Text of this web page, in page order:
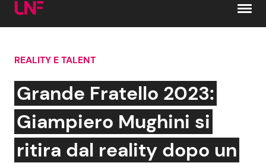
Cerca:
News e Cronaca
Attualità Italiana
Gossip e TV
Bellezze VIP
REALITY E TALENT
Grande Fratello 2023:
Giampiero Mughini si
ritira dal reality dopo un